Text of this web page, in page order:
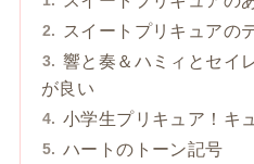
スイートプリキュアの
響と奏＆ハミィとセイ
が良い
小学生プリキュア！キ
ハートのトーン記号